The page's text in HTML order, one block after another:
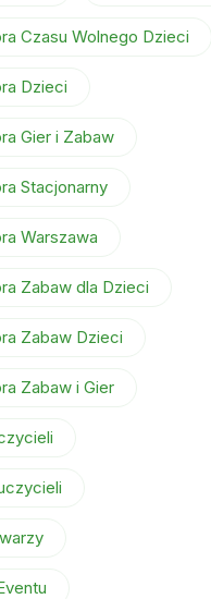
Czasu Wolnego Dzieci
Dzieci
Gier i Zabaw
Stacjonarny
Warszawa
Zabaw dla Dzieci
Zabaw Dzieci
Zabaw i Gier